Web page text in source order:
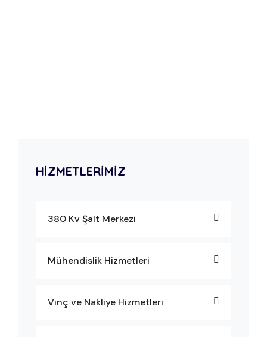
HIZMETLERIMIZ
380 Kv Şalt Merkezi
Mühendislik Hizmetleri
Vinç ve Nakliye Hizmetleri